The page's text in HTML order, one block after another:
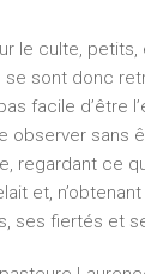
le culte,
sont donc
facile d’être
observer sans
regardant ce
et,
ses fiertés et